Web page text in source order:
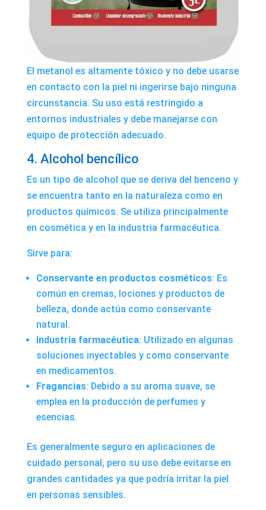
El metanol es altamente tóxico y no debe usarse
en contacto con la piel ni ingerirse bajo ninguna
circunstancia. Su uso está restringido a
entornos industriales y debe manejarse con
equipo de protección adecuado.
4. Alcohol bencílico
Es un tipo de alcohol que se deriva del benceno y
se encuentra tanto en la naturaleza como en
productos químicos. Se utiliza principalmente
en cosmética y en la industria farmacéutica.
Sirve para:
Conservante en productos cosméticos: Es
común en cremas, lociones y productos de
belleza, donde actúa como conservante
natural.
Industria farmacéutica: Utilizado en algunas
soluciones inyectables y como conservante
en medicamentos.
Fragancias: Debido a su aroma suave, se
emplea en la producción de perfumes y
esencias.
Es generalmente seguro en aplicaciones de
cuidado personal, pero su uso debe evitarse en
grandes cantidades ya que podría irritar la piel
en personas sensibles.